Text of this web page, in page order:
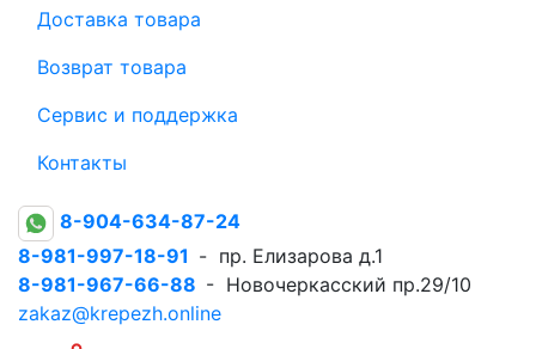
Доставка товара
Возврат товара
Сервис и поддержка
Контакты
8-904-634-87-24
8-981-997-18-91 - пр. Елизарова д.1
8-981-967-66-88 - Новочеркасский пр.29/10
zakaz@krepezh.online